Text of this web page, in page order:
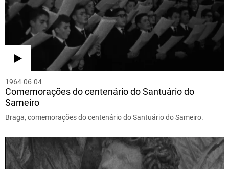
1964-06-04
Comemorações do centenário do Santuário do
Sameiro
Braga, comemorações do centenário do Santuário do Sameiro.